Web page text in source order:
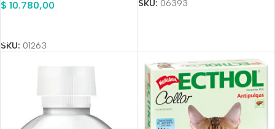
$ 10.780,00
SKU: 01263
SKU: 06393